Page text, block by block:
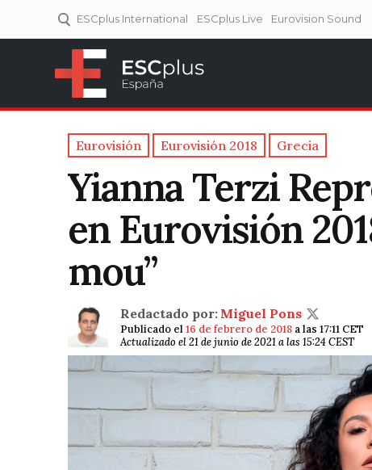
ESCplus International ESCplus Live Eurovision Sound
Eurovisión Eurovisión 2018 Grecia
Yianna Terzi
en Eurovisión
mou”
Redactado por: Miguel Pons
Publicado el16 de febrero de 2018 a las 17:11 CET
Actualizado el 21 de junio de 2021 a las 15:24 CEST